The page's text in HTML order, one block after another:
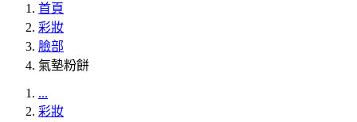
首頁
彩妝
臉部
氣墊粉餅
...
彩妝